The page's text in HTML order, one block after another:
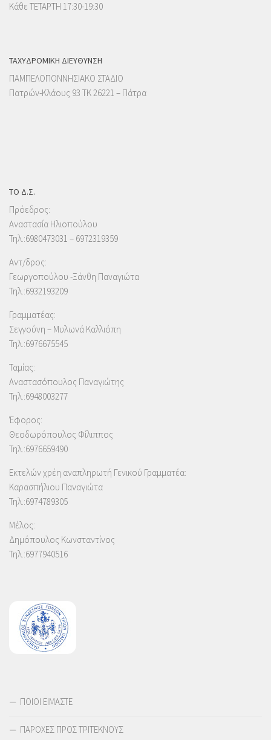
Κάθε ΤΕΤΑΡΤΗ 17:30-19:30
ΤΑΧΥΔΡΟΜΙΚΉ ΔΙΕΎΘΥΝΣΗ
ΠΑΜΠΕΛΟΠΟΝΝΗΣΙΑΚΟ ΣΤΑΔΙΟ
Πατρών-Κλάους 93 ΤΚ 26221 – Πάτρα
ΤΟ Δ.Σ.
Πρόεδρος:
Αναστασία Ηλιοπούλου
Τηλ.:6980473031 – 6972319359
Αντ/δρος:
Γεωργοπούλου -Ξάνθη Παναγιώτα
Τηλ.:6932193209
Γραμματέας:
Σεγγούνη – Μυλωνά Καλλιόπη
Τηλ.:6976675545
Ταμίας:
Αναστασόπουλος Παναγιώτης
Τηλ.:6948003277
Έφορος:
Θεοδωρόπουλος Φίλιππος
Τηλ.:6976659490
Εκτελών χρέη αναπληρωτή Γενικού Γραμματέα:
Καρασπήλιου Παναγιώτα
Τηλ.:6974789305
Μέλος:
Δημόπουλος Κωνσταντίνος
Τηλ.:6977940516
ΠΟΙΟΙ ΕΙΜΑΣΤΕ
ΠΑΡΟΧΕΣ ΠΡΟΣ ΤΡΙΤΕΚΝΟΥΣ